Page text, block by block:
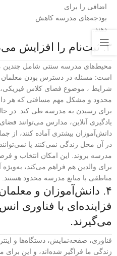
اضافی را برای
بودجه‌های مدرسه کاهش
دهند.
۳. ثبت‌نام را افزایش می‌دهد.
محیط‌های مدرسه سنتی شامل چندین
است: مسئله در دسترس بودن معلمان
شرایط ، موضوع فضای کلاس فیزیکی،
محدود و مشکل مهم مسافتی که هر
برای رسیدن به مدرسه طی کند. در
یادگیری آنلاین، مدارس می‌توانند
دانش‌آموزان بیشتری آماده کنند، از
در آن محل زندگی نمی‌کنند یا
مدرسه بروند. این امکان انتخاب و
برای والدین هم فراهم می‌کند، به‌ویژه
مناطقی با منابع مدرسه محدود هستند.
۴. دانش‌آموزان و
فزاینده‌ای با فناوری انس
می‌گیرند.
فناوری، صفحه‌نمایش، دستگاه‌ها و
زندگی ما فراگیر شده‌اند، و این برای